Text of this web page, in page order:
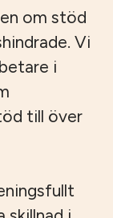
om stöd
Vi
i
till över